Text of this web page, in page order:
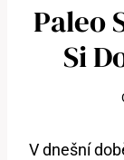
Paleo
Si
V dnešní